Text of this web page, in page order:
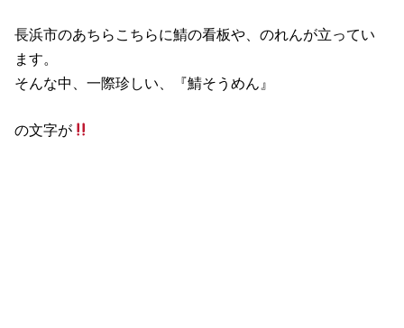
長浜市のあちらこちらに鯖の看板や、のれんが立ってい
ます。
そんな中、一際珍しい、『鯖そうめん』
の文字が